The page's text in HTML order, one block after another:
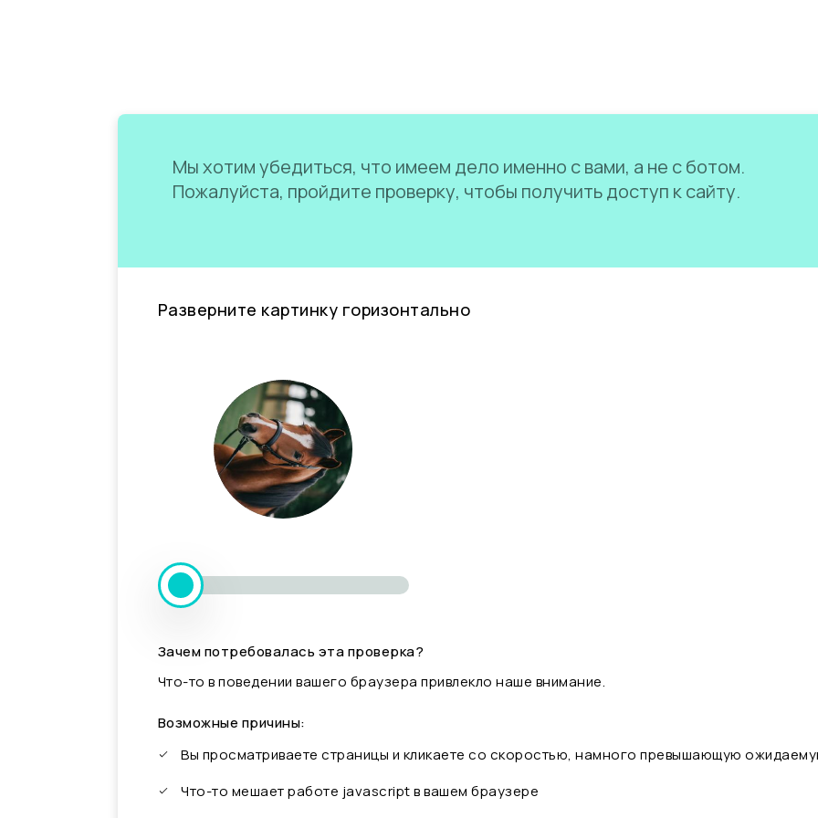
Мы хотим убедиться, что имеем дело именно с вами, а не с ботом.
Пожалуйста, пройдите проверку, чтобы получить доступ к сайту.
Разверните картинку горизонтально
Зачем потребовалась эта проверка?
Что-то в поведении вашего браузера привлекло наше внимание.
Возможные причины:
Вы просматриваете страницы и кликаете со скоростью, намного превышающую
Что-то мешает работе javascript в вашем браузере